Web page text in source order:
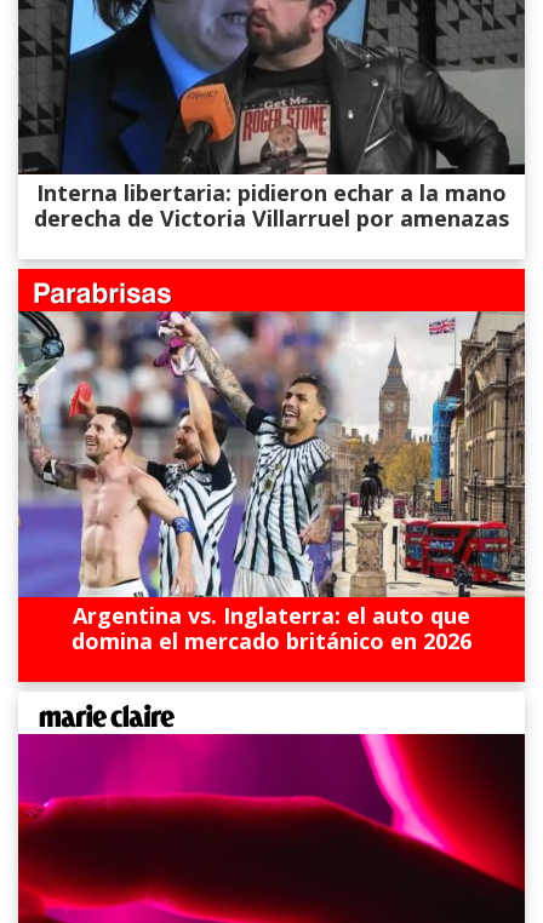
Interna libertaria: pidieron echar a la mano
derecha de Victoria Villarruel por amenazas
Argentina vs. Inglaterra: el auto que
domina el mercado británico en 2026